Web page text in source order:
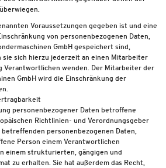
Voraussetzungen gegeben ist und eine
von personenbezogenen Daten,
GmbH gespeichert sind,
sie sich hierzu jederzeit an einen Mitarbeiter
Verantwortlichen wenden. Der Mitarbeiter der
GmbH wird die Einschränkung der
personenbezogener Daten betroffene
Richtlinien- und Verordnungsgeber
personenbezogenen Daten,
Person einem Verantwortlichen
einem strukturierten, gängigen und
zu erhalten. Sie hat außerdem das Recht,